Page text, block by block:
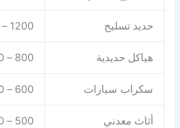
حديد تسليح 1200 – 1500
هياكل حديدية 800 – 1100
سكراب سيارات 600 – 900
أثاث معدني 500 – 800